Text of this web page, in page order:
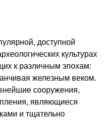
доступной
культурах
к различным эпохам:
железным веком.
сооружения,
являющиеся
и тщательно